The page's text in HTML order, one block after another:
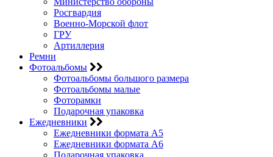
Росгвардия
Военно-Морской флот
ГРУ
Артиллерия
Ремни
Фотоальбомы
Фотоальбомы большого размера
Фотоальбомы малые
Фоторамки
Подарочная упаковка
Ежедневники
Ежедневники формата А5
Ежедневники формата А6
Подарочная упаковка